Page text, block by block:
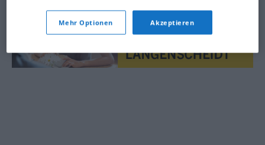
Mehr Optionen Akzeptieren